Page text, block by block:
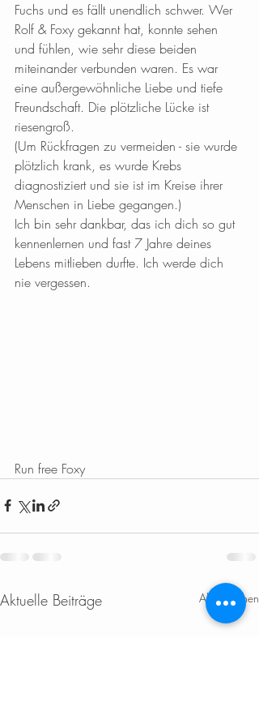
Fuchs und es fällt unendlich schwer. Wer
Rolf & Foxy gekannt hat, konnte sehen
und fühlen, wie sehr diese beiden
miteinander verbunden waren. Es war
eine außergewöhnliche Liebe und tiefe
Freundschaft. Die plötzliche Lücke ist
riesengroß.
(Um Rückfragen zu vermeiden - sie wurde
plötzlich krank, es wurde Krebs
diagnostiziert und sie ist im Kreise ihrer
Menschen in Liebe gegangen.)
Ich bin sehr dankbar, das ich dich so gut
kennenlernen und fast 7 Jahre deines
Lebens mitlieben durfte. Ich werde dich
nie vergessen.
Run free Foxy
Aktuelle Beiträge Alle ansehen